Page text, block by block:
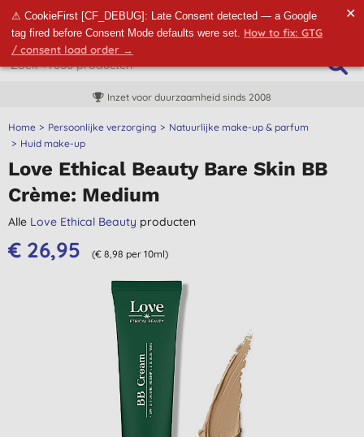
⚠ CookieFirst [CF_DEBUG]: Late Consent detected — a Google
tag fired before Consent Mode defaults were set. How to fix: GTG
/ consent load order →
✕
Inzet voor duurzaamheid sinds 2008
Home Persoonlijke verzorging
Natuurlijke make-up & parfum
Huid make-up
Love Ethical Beauty Bare Skin BB
Crème: Medium
Alle Love Ethical Beauty producten
€ 26,95 (€ 8,98 per 10ml)